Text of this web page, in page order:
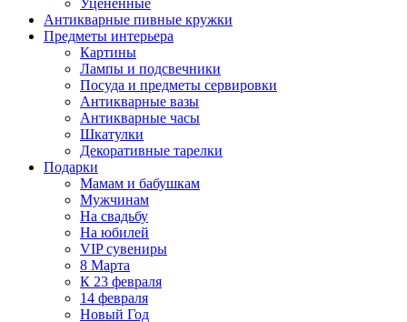
Уценённые
Антикварные пивные кружки
Предметы интерьера
Картины
Лампы и подсвечники
Посуда и предметы сервировки
Антикварные вазы
Антикварные часы
Шкатулки
Декоративные тарелки
Подарки
Мамам и бабушкам
Мужчинам
На свадьбу
На юбилей
VIP сувениры
8 Марта
К 23 февраля
14 февраля
Новый Год